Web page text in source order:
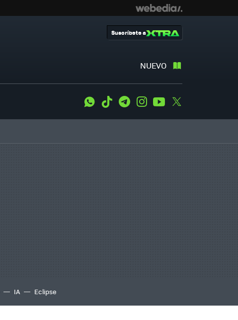
NUEVO
Suscríbete a
WhatsApp
Tiktok TelegramInstagramYoutube
IA Eclipse